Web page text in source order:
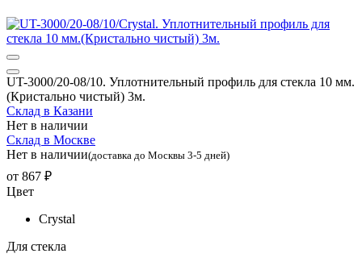
UT-3000/20-08/10. Уплотнительный профиль для стекла 10 мм.
(Кристально чистый) 3м.
Склад в Казани
Нет в наличии
Склад в Москве
Нет в наличии(доставка до Москвы 3-5 дней)
от 867 ₽
Цвет
Crystal
Для стекла